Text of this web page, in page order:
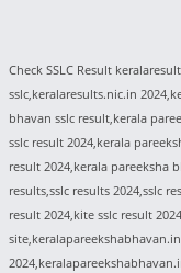
Check SSLC Result
sslc,keralaresults.nic.in
bhavan sslc result,kerala
sslc result 2024,kerala
result 2024,kerala pareeksha
results,sslc results 2024,sslc
result 2024,kite sslc result